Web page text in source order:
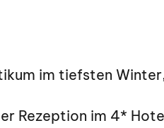
im tiefsten
Rezeption im 4*